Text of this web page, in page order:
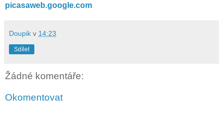
picasaweb.google.com
Doupik v 14:23
Sdílet
Žádné komentáře:
Okomentovat